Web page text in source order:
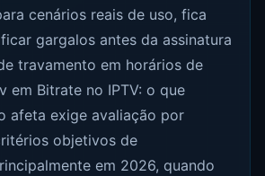
cenários reais de uso, fica
gargalos antes da assinatura
travamento em horários de
em Bitrate no IPTV: o que
afeta exige avaliação por
objetivos de
em 2026, quando